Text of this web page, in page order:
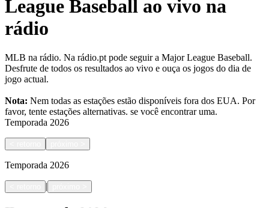
League Baseball ao vivo na
rádio
MLB na rádio. Na rádio.pt pode seguir a Major League Baseball.
Desfrute de todos os resultados ao vivo e ouça os jogos do dia de
jogo actual.
Nota: Nem todas as estações estão disponíveis fora dos EUA. Por
favor, tente estações alternativas. se você encontrar uma.
Temporada 2026
Temporada 2026
|